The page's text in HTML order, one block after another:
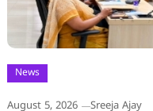
News
August 5, 2026 Sreeja Ajay